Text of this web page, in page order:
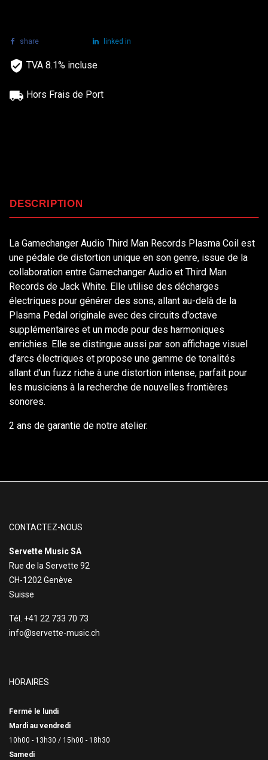
share linked in
TVA 8.1% incluse
Hors Frais de Port
DESCRIPTION
La Gamechanger Audio Third Man Records Plasma Coil est
une pédale de distortion unique en son genre, issue de la
collaboration entre Gamechanger Audio et Third Man
Records de Jack White. Elle utilise des décharges
électriques pour générer des sons, allant au-delà de la
Plasma Pedal originale avec des circuits d'octave
supplémentaires et un mode pour des harmoniques
enrichies. Elle se distingue aussi par son affichage visuel
d'arcs électriques et propose une gamme de tonalités
allant d'un fuzz riche à une distortion intense, parfait pour
les musiciens à la recherche de nouvelles frontières
sonores.
2 ans de garantie de notre atelier.
CONTACTEZ-NOUS
Servette Music SA
Rue de la Servette 92
CH-1202 Genève
Suisse
Tél. +41 22 733 70 73
info@servette-music.ch
HORAIRES
Fermé le lundi
Mardi au vendredi
10h00 - 13h30 / 15h00 - 18h30
Samedi